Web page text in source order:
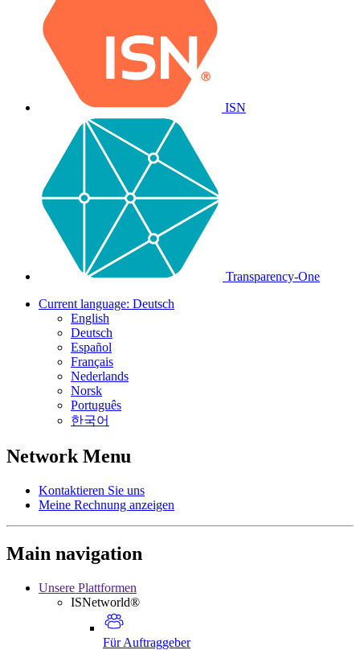
ISN
Transparency-One
Current language: Deutsch
English
Deutsch
Español
Français
Nederlands
Norsk
Português
한국어
Network Menu
Kontaktieren Sie uns
Meine Rechnung anzeigen
Main navigation
Unsere Plattformen
ISNetworld®
Für Auftraggeber